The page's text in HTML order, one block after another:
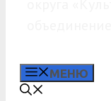
МЕНЮ